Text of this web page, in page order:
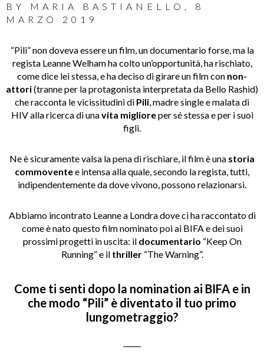
BY MARIA BASTIANELLO , 8
MARZO 2019
“Pili” non doveva essere un film, un documentario forse, ma la
regista Leanne Welham ha colto un’opportunità, ha rischiato,
come dice lei stessa, e ha deciso di girare un film con non-
attori(tranne per la protagonista interpretata da Bello Rashid)
che racconta le vicissitudini di Pili, madre single e malata di
HIV alla ricerca di unavita miglioreper sé stessa e per i suoi
figli.
Ne è sicuramente valsa la pena di rischiare, il film è una storia
commoventee intensa alla quale, secondo la regista, tutti,
indipendentemente da dove vivono, possono relazionarsi.
Abbiamo incontrato Leanne a Londra dove ci ha raccontato di
come è nato questo film nominato poi ai BIFA e dei suoi
prossimi progetti in uscita: il documentario “Keep On
Running” e il thriller“The Warning”.
Come ti senti dopo la nomination ai BIFA e in
che modo “Pili” è diventato il tuo primo
lungometraggio?